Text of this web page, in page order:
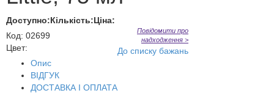
Доступно:Кількість:Ціна:
Код: 02699
Цвет:
Повідомити про
надходження >
До списку бажань
Опис
ВІДГУК
ДОСТАВКА І ОПЛАТА